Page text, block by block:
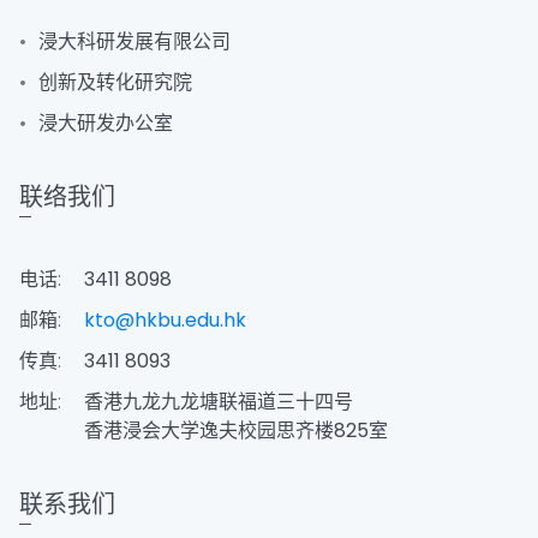
浸大科研发展有限公司
创新及转化研究院
浸大研发办公室
联络我们
电话:
3411 8098
邮箱:
kto@hkbu.edu.hk
传真:
3411 8093
地址:
香港九龙九龙塘联福道三十四号
香港浸会大学逸夫校园思齐楼825室
联系我们